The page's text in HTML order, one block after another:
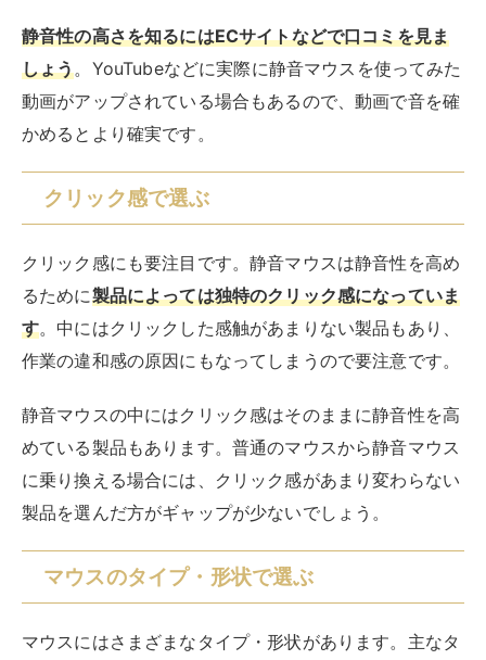
静音性の高さを知るにはECサイトなどで口コミを見ま
しょう。YouTubeなどに実際に静音マウスを使ってみた
動画がアップされている場合もあるので、動画で音を確
かめるとより確実です。
クリック感で選ぶ
クリック感にも要注目です。静音マウスは静音性を高め
るために製品によっては独特のクリック感になっていま
す。中にはクリックした感触があまりない製品もあり、
作業の違和感の原因にもなってしまうので要注意です。
静音マウスの中にはクリック感はそのままに静音性を高
めている製品もあります。普通のマウスから静音マウス
に乗り換える場合には、クリック感があまり変わらない
製品を選んだ方がギャップが少ないでしょう。
マウスのタイプ・形状で選ぶ
マウスにはさまざまなタイプ・形状があります。主なタ